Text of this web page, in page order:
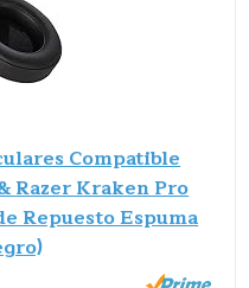
Compatible
Razer Kraken Pro
Repuesto Espuma